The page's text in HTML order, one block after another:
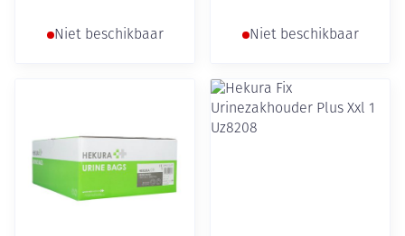
Niet beschikbaar Niet beschikbaar